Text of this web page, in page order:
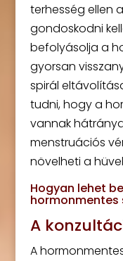
terhesség ellen
gondoskodni
befolyásolja a
gyorsan
spirál
tudni, hogy a
vannak
menstruációs
növelheti a
Hogyan lehet
hormonmentes
A
A